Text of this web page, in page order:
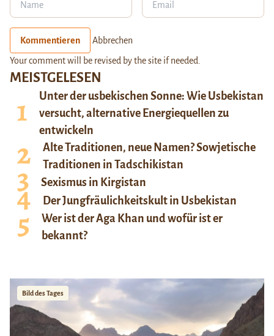
MEISTGELESEN
Unter der usbekischen Sonne: Wie Usbekistan
versucht, alternative Energiequellen zu
entwickeln
Alte Traditionen, neue Namen? Sowjetische
Traditionen in Tadschikistan
Sexismus in Kirgistan
Der Jungfräulichkeitskult in Usbekistan
Wer ist der Aga Khan und wofür ist er
bekannt?
Bild des Tages
Kommentieren Abbrechen
Your comment will be revised by the site if needed.